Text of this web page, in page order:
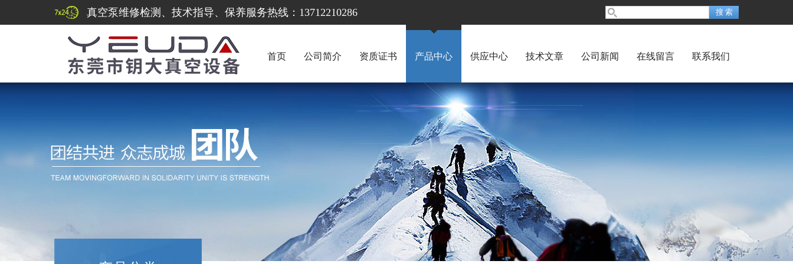
真空泵维修检测、技术指导、保养服务热线：13712210286
首页 公司简介 资质证书 产品中心 供应中心 技术文章 公司新闻 在线留言 联系我们